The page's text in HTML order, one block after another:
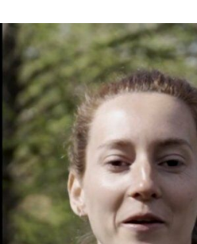
En tant qu'abonné, découvre des conten